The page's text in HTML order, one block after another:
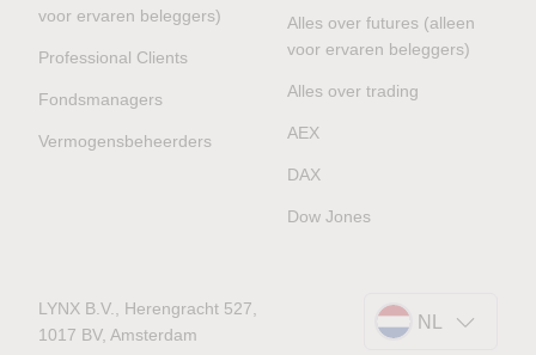
voor ervaren beleggers)
Professional Clients
Fondsmanagers
Vermogensbeheerders
Alles over futures (alleen
voor ervaren beleggers)
Alles over trading
AEX
DAX
Dow Jones
LYNX B.V., Herengracht 527,
1017 BV, Amsterdam
NL